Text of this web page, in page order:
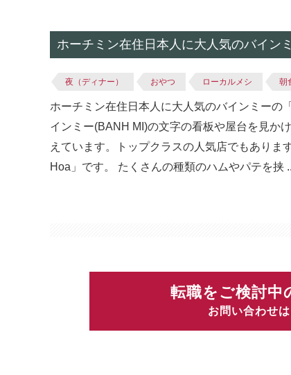
ホーチミン在住日本人に大人気のバイ
夜（ディナー） おやつ ローカルメシ 朝
ホーチミン在住日本人に大人気のバインミー
インミー(BANH MI)の文字の看板や屋台を見か
えています。トップクラスの人気店でもあり
Hoa」です。 たくさんの種類のハムやパテを挟
転職をご検討中
お問い合わせ